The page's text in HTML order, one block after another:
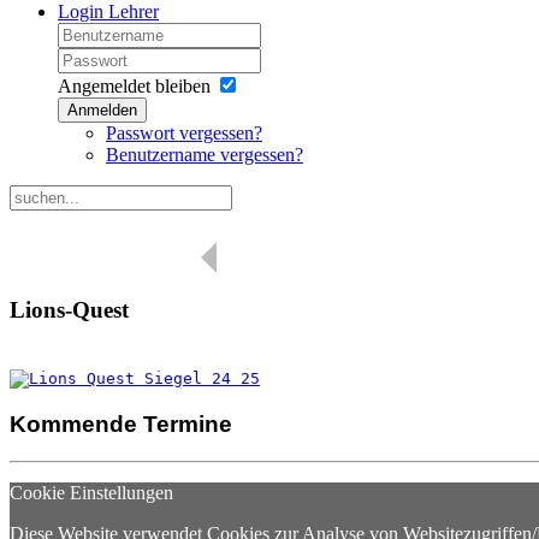
Login Lehrer
Angemeldet bleiben
Anmelden
Passwort vergessen?
Benutzername vergessen?
Lions-Quest
Kommende Termine
Cookie Einstellungen
Diese Website verwendet Cookies zur Analyse von